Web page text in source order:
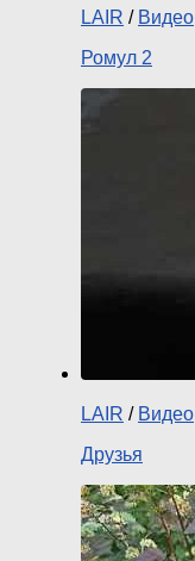
LAIR / Видео
Ромул 2
LAIR / Видео
Друзья